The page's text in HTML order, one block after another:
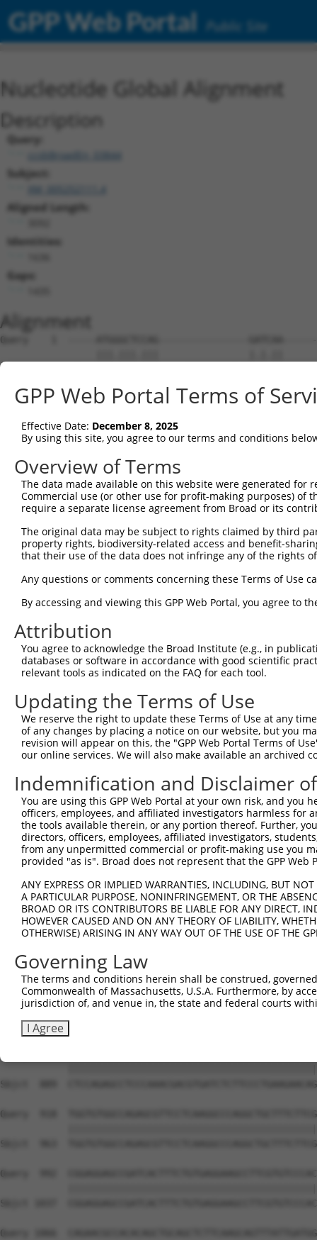
GPP Web Portal Public Site
Nucleotide Global Alignment
Description
Query:
ccsbBroadEn_03844
Subject:
Aligned Length:
Identities:
Gaps:
Alignment
Query    1  -----ATGGGCTCCAG----------------GATCAA------------------------GCAGAATCCAGA  29
                 |||.|||.|||                |.|.||                        ||||||||||||
Sbjct    1  ATGAGATGCGCTGCAGCAGCCTTGAGACATCTGCTGAATGAAACTAGAAAAGTTTGCTTATGGCAGAATCCAGA  74

Query   30  GACCACATTTGAAGTATATGTTGAAGTGGCCTATCCCAGGACAGGTGGCACTCTTTCAGATCCTGAGGTGCAGA  103
            ||||||||||||||||||||||||||||||||||||||||||||||||||||||||||||||||||||||||||
Sbjct   75  GACCACATTTGAAGTATATGTTGAAGTGGCCTATCCCAGGACAGGTGGCACTCTTTCAGATCCTGAGGTGCAGA  148

Query  104  GGCAATTCCCGGAGGACTACAGTGACCAGGAAGTTCTACAGACTTTGACCAAGTTTTGTTTCCCCTTCTATGTG  177
            ||||||||||||||||||||||||||||||||||||||||||||||||||||||||||||||||||||||||||
Sbjct  149  GGCAATTCCCGGAGGACTACAGTGACCAGGAAGTTCTACAGACTTTGACCAAGTTTTGTTTCCCCTTCTATGTG  222

Query  178  GACAGCCTCACAGTTAGCCAAGTTGGCCAGAACTTCACATTCGTGCTCACTGACATTGACAGCAAACAGAGATT  251
            ||||||||||||||||||||||||||||||||||||||||||||||||||||||||||||||||||||||||||
Sbjct  223  GACAGCCTCACAGTTAGCCAAGTTGGCCAGAACTTCACATTCGTGCTCACTGACATTGACAGCAAACAGAGATT  296

Query  252  CGGGTTCTGCCGCTTATCTTCAGGAGCGAAGAGCTGCTTCTGTATCTTAAGCTATCTCCCCTGGTTCGAGGTAT  325
            ||||||||||||||||||||||||||||||||||||||||||||||||||||||||||||||||||||||||||
Sbjct  297  CGGGTTCTGCCGCTTATCTTCAGGAGCGAAGAGCTGCTTCTGTATCTTAAGCTATCTCCCCTGGTTCGAGGTAT  370

Query  326  TTTATAAGCTGCTTAACATCCTGGCAGATTACACGACAAAAAGACAGGAAAATCAGTGGAATGAGCTTCTTGAA  399
            ||||||||||||||||||||||||||||||||||||||||||||||||||||||||||||||||||||||||||
Sbjct  371  TTTATAAGCTGCTTAACATCCTGGCAGATTACACGACAAAAAGACAGGAAAATCAGTGGAATGAGCTTCTTGAA  444

Query  400  ACTCTGCACAAACTTCCCATCCCTGACCCAGGAGTGTCTGTCCATCTCAGCGTGCATTCTTATTTTACTGTGCC  473
            ||||||||||||||||||||||||||||||||||||||||||||||||||||||||||||||||||||||||||
Sbjct  445  ACTCTGCACAAACTTCCCATCCCTGACCCAGGAGTGTCTGTCCATCTCAGCGTGCATTCTTATTTTACTGTGCC  518

Query  474  TGATACCAGAGAACTTCCCAGCATACCTGAGAATAGAAATCTGACAGAATATTTTGTGGCTGTGGATGTTAACA  547
            ||||||||||||||||||||||||||||||||||||||||||||||||||||||||||||||||||||||||||
Sbjct  519  TGATACCAGAGAACTTCCCAGCATACCTGAGAATAGAAATCTGACAGAATATTTTGTGGCTGTGGATGTTAACA  592

Query  548  ACATGTTGCATCTGTACGCCAGTATGCTGTACGAACGCCGGATACTCATCATTTGCAGCAAACTCAGCACTCTG  621
            ||||||||||||||||||||||||||||||||||||||||||||||||||||||||||||||||||||||||||
Sbjct  593  ACATGTTGCATCTGTACGCCAGTATGCTGTACGAACGCCGGATACTCATCATTTGCAGCAAACTCAGCACTCTG  666

Query  622  ACTGCCTGCATCCACGGGTCTGCGGCGATGCTCTACCCCATGTACTGGCAGCACGTGTACATCCCCGTGCTGCC  695
            ||||||||||||||||||||||||||||||||||||||||||||||||||||||||||||||||||||||||||
Sbjct  667  ACTGCCTGCATCCACGGGTCTGCGGCGATGCTCTACCCCATGTACTGGCAGCACGTGTACATCCCCGTGCTGCC  740

Query  696  GCCGCATCTGCTGGACTACTGCTGTGCTCCCATGCCCTACCTCATAGGAATCCATTTAAGTTTAATGGAGAAAG  769
            ||||||||||||||||||||||||||||||||||||||||||||||||||||||||||||||||||||||||||
Sbjct  741  GCCGCATCTGCTGGACTACTGCTGTGCTCCCATGCCCTACCTCATAGGAATCCATTTAAGTTTAATGGAGAAAG  814

Query  770  TCAGAAACATGGCCCTGGATGATGTCGTGATCCTGAATGTGGACACCAACACCCTGGAAACCCCCTTCGATGAC  843
            ||||||||||||||||||||||||||||||||||||||||||||||||||||||||||||||||||||||||||
Sbjct  815  TCAGAAACATGGCCCTGGATGATGTCGTGATCCTGAATGTGGACACCAACACCCTGGAAACCCCCTTCGATGAC  888

Query  844  CTCCAGAGCCTCCCAAACGACGTGATCTCTTCCCTGAAGAACAGGCTGAAAAAGGTCTCCACAACCACTGGGGA  917
            ||||||||||||||||||||||||||||||||||||||||||||||||||||||||||||||||||||||||||
Sbjct  889  CTCCAGAGCCTCCCAAACGACGTGATCTCTTCCCTGAAGAACAGGCTGAAAAAGGTCTCCACAACCACTGGGGA  962

Query  918  TGGTGTGGCCAGAGCGTTCCTCAAGGCCCAGGCTGCTTTCTTCGGTAGCTACCGAAACGCTCTGAAAATCGAGC  991
            ||||||||||||||||||||||||||||||||||||||||||||||||||||||||||||||||||||||||||
Sbjct  963  TGGTGTGGCCAGAGCGTTCCTCAAGGCCCAGGCTGCTTTCTTCGGTAGCTACCGAAACGCTCTGAAAATCGAGC  1036

Query  992  CGGAGGAGCCGATCACTTTCTGTGAGGAAGCCTTCGTGTCCCACTACCGCTCCGGAGCCATGAGGCAGTTCCTG  1065
            ||||||||||||||||||||||||||||||||||||||||||||||||||||||||||||||||||||||||||
Sbjct 1037  CGGAGGAGCCGATCACTTTCTGTGAGGAAGCCTTCGTGTCCCACTACCGCTCCGGAGCCATGAGGCAGTTCCTG  1110

Query 1066  CAGAACGCCACACAGCTGCAGCTCTTCAAGCAGTTTATTGATGGTCGATTAGATCTTCTCAATTCCGGCGAAGG  1139
            ||||||||||||||||||||||||||||||||||||||||||||||||||||||||||||||||||||||||||
Sbjct 1111  CAGAACGCCACACAGCTGCAGCTCTTCAAGCAGTTTATTGATGGTCGATTAGATCTTCTCAATTCCGGCGAAGG  1184

Query 1140  TTTCAGTGATGTTTTTGAAGAGGAAATCAACATGGGCGAGTACGCTGGCAGTGACAAACTGTACCATCAGTGGC  1213
            ||||||||||||||||||||||||||||||||||||||||||||||||||||||||||||||||||||||||||
Sbjct 1185  TTTCAGTGATGTTTTTGAAGAGGAAATCAACATGGGCGAGTACGCTGGCAGTGACAAACTGTACCATCAGTGGC  1258

Query 1214  TCTCCACTGTCCGGAAAGGAAGTGGAGCAATTCTGAATACTGTAAAGACCAAAGCAAATCCGGCCATGAAGACT  1287
            ||||||||||||||||||||||||||||||||||||||||||||||||||||||||||||||||||||||||||
Sbjct 1259  TCTCCACTGTCCGGAAAGGAAGTGGAGCAATTCTGAATACTGTAAAGACCAAAGCAAATCCGGCCATGAAGACT  1332

Query 1288  GTCTACAAGTTCGCAAAAGATCATGCAAAAATGGGAATAAAAGAGGTGAAAAACCGCTTGAAGCAAAAGGACAT  1361
            ||||||||||||||||||||||||||||||||||||||||||||||||||||||||||||||||||||||||||
Sbjct 1333  GTCTACAAGTTCGCAAAAGATCATGCAAAAATGGGAATAAAAGAGGTGAAAAACCGCTTGAAGCAAAAGGACAT  1406

Query 1362  TGCCGAGAATGGCTGCGCCCCCACCCCAGAAGAGCAGCTGCCAAAGACTGCACCGTCCCCACTGGTGGAGGCCA  1435
            ||||||||||||||||||||||||||||||||||||||||||||||||||||||||||||||||||||||||||
Sbjct 1407  TGCCGAGAATGGCTGCGCCCCCACCCCAGAAGAGCAGCTGCCAAAGACTGCACCGTCCCCACTGGTGGAGGCCA  1480

Query 1436  AGGACCCCAAGCTCCGAGAAGACCGGCGGCCAATCACAGTCCACTTTGGACAGGTGCGCCCACCTCGTCCACAT  1509
            ||||||||||||||||||||||||||||||||||||||||||||||||||||||||||||||||||||||||||
Sbjct 1481
GPP Web Portal Terms of
Effective Date: December 8, 2025
By using this site, you agree to our terms and conditions
Overview of Terms
The data made available on this website were generated
Commercial use (or other use for profit-making purposes) of
require a separate license agreement from Broad or its
The original data may be subject to rights claimed by third
property rights, biodiversity-related access and benefit-
that their use of the data does not infringe any of the rights
Any questions or comments concerning these Terms of Use
By accessing and viewing this GPP Web Portal, you agree to
Attribution
You agree to acknowledge the Broad Institute (e.g., in
databases or software in accordance with good scientific
relevant tools as indicated on the FAQ for each tool.
Updating the Terms of Use
We reserve the right to update these Terms of Use at any
of any changes by placing a notice on our website, but you
revision will appear on this, the "GPP Web Portal Terms of
our online services. We will also make available an archived
Indemnification and Disclaimer
You are using this GPP Web Portal at your own risk, and
officers, employees, and affiliated investigators harmless for
the tools available therein, or any portion thereof. Further,
directors, officers, employees, affiliated investigators,
from any unpermitted commercial or profit-making use you
provided "as is". Broad does not represent that the GPP
ANY EXPRESS OR IMPLIED WARRANTIES, INCLUDING, BUT
A PARTICULAR PURPOSE, NONINFRINGEMENT, OR THE
BROAD OR ITS CONTRIBUTORS BE LIABLE FOR ANY DIRECT,
HOWEVER CAUSED AND ON ANY THEORY OF LIABILITY,
OTHERWISE) ARISING IN ANY WAY OUT OF THE USE OF THE
Governing Law
The terms and conditions herein shall be construed,
Commonwealth of Massachusetts, U.S.A. Furthermore, by
jurisdiction of, and venue in, the state and federal courts
I Agree